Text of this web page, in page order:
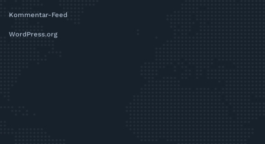
Kommentar-Feed
WordPress.org